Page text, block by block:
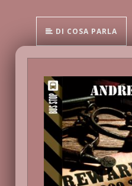
DI COSA PARLA